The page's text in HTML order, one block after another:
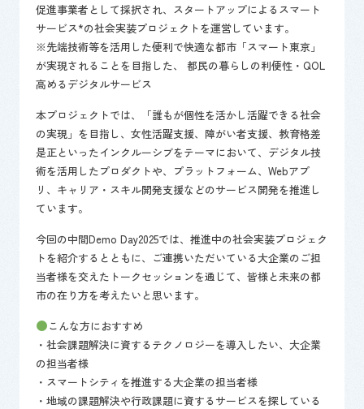
促進事業者として採択され、スタートアップによるスマート
サービス*の社会実装プロジェクトを運営しています。
※先端技術等を活用した便利で快適な都市「スマート東京」
が実現されることを目指した、 都民の暮らしの利便性・QOL
高めるデジタルサービス
本プロジェクトでは、「誰もが個性を活かし活躍できる社会
の実現」を目指し、女性活躍支援、障がい者支援、教育格差
是正といったインクルーシブをテーマにおいて、デジタル技
術を活用したプロダクトや、プラットフォーム、Webアプ
リ、キャリア・スキル開発支援などのサービス開発を推進し
ています。
今回の中間Demo Day2025では、推進中の社会実装プロジェク
トを紹介するとともに、ご連携いただいている大企業のご担
当者様を交えたトークセッションを通じて、皆様と未来の都
市の在り方を考えたいと思います。
こんな方におすすめ
・社会課題解決に資するテクノロジーを導入したい、大企業
の担当者様
・スマートシティを推進する大企業の担当者様
・地域の課題解決や行政課題に資するサービスを探している